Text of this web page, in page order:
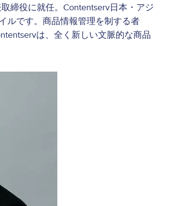
締役に就任。Contentserv日本・アジ
ルです。商品情報管理を制する者
は、全く新しい文脈的な商品